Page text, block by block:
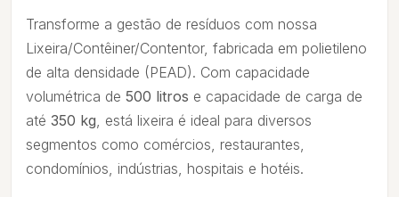
Transforme a gestão de resíduos com nossa
Lixeira/Contêiner/Contentor, fabricada em polietileno
de alta densidade (PEAD). Com capacidade
volumétrica de 500 litros e capacidade de carga de
até 350 kg, está lixeira é ideal para diversos
segmentos como comércios, restaurantes,
condomínios, indústrias, hospitais e hotéis.